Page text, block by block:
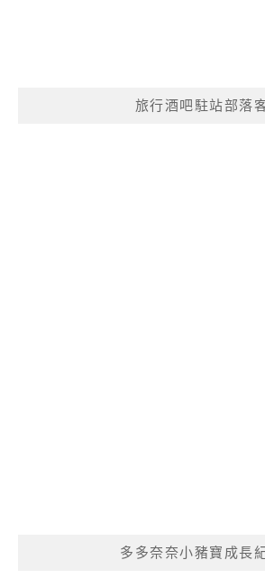
旅行酒吧駐站部落
多多奈奈小豬寶成長